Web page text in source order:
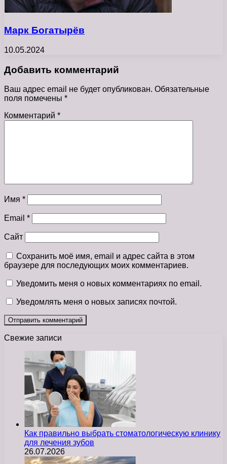
Марк Богатырёв
10.05.2024
Добавить комментарий
Ваш адрес email не будет опубликован. Обязательные
поля помечены *
Комментарий *
Имя *
Email *
Сайт
Сохранить моё имя, email и адрес сайта в этом
браузере для последующих моих комментариев.
Уведомить меня о новых комментариях по email.
Уведомлять меня о новых записях почтой.
Свежие записи
Как правильно выбрать стоматологическую клинику
для лечения зубов
26.07.2026